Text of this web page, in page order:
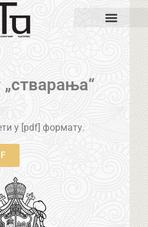
у [pdf] формату.